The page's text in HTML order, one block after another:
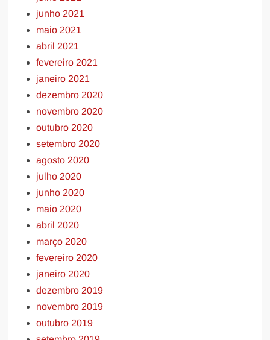
junho 2021
maio 2021
abril 2021
fevereiro 2021
janeiro 2021
dezembro 2020
novembro 2020
outubro 2020
setembro 2020
agosto 2020
julho 2020
junho 2020
maio 2020
abril 2020
março 2020
fevereiro 2020
janeiro 2020
dezembro 2019
novembro 2019
outubro 2019